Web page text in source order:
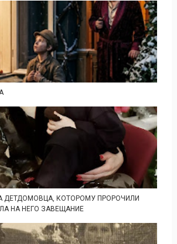
ДЕТДОМОВЦА, КОТОРОМУ ПРОРОЧИЛИ
НА НЕГО ЗАВЕЩАНИЕ